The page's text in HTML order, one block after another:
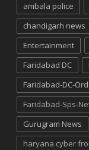
ambala police
chandigarh news
Entertainment
Faridabad DC
Faridabad-DC-
Faridabad-Sps-
Gurugram News
haryana cyber